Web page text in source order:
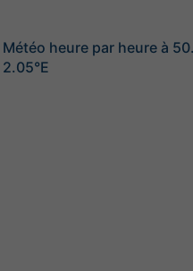
Météo heure par heure à
2.05°E